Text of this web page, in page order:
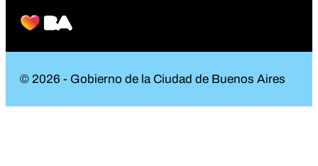
© 2026 - Gobierno de la Ciudad de Buenos Aires